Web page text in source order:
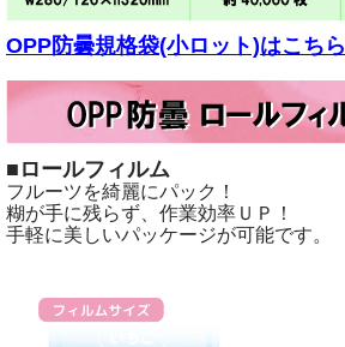
OPP防曇規格袋(小ロット)はこちら
■ロールフィルム
フルーツを綺麗にパック！
糊が手に残らず、作業効率ＵＰ！
手軽に美しいパッケージが可能です。